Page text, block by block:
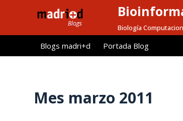
l
Biología
Blogs madri+d Portada Blog
Mes marzo 2011